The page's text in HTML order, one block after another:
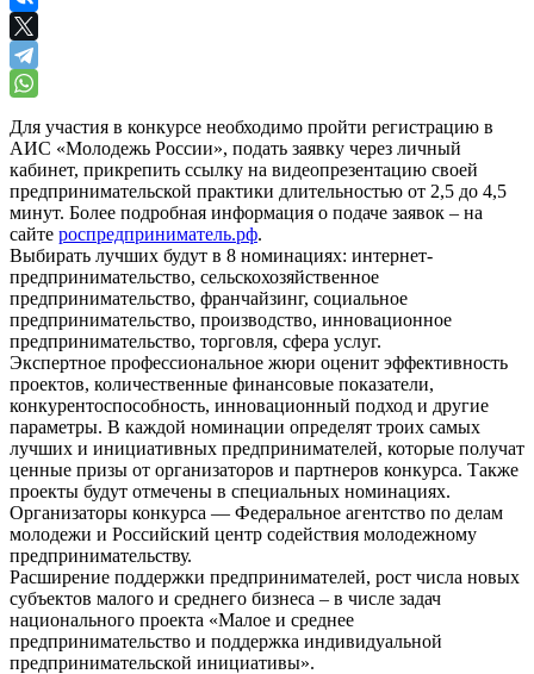
Для участия в конкурсе необходимо пройти регистрацию в
АИС «Молодежь России», подать заявку через личный
кабинет, прикрепить ссылку на видеопрезентацию своей
предпринимательской практики длительностью от 2,5 до 4,5
минут. Более подробная информация о подаче заявок – на
сайте роспредприниматель.рф.
Выбирать лучших будут в 8 номинациях: интернет-
предпринимательство, сельскохозяйственное
предпринимательство, франчайзинг, социальное
предпринимательство, производство, инновационное
предпринимательство, торговля, сфера услуг.
Экспертное профессиональное жюри оценит эффективность
проектов, количественные финансовые показатели,
конкурентоспособность, инновационный подход и другие
параметры. В каждой номинации определят троих самых
лучших и инициативных предпринимателей, которые получат
ценные призы от организаторов и партнеров конкурса. Также
проекты будут отмечены в специальных номинациях.
Организаторы конкурса — Федеральное агентство по делам
молодежи и Российский центр содействия молодежному
предпринимательству.
Расширение поддержки предпринимателей, рост числа новых
субъектов малого и среднего бизнеса – в числе задач
национального проекта «Малое и среднее
предпринимательство и поддержка индивидуальной
предпринимательской инициативы».